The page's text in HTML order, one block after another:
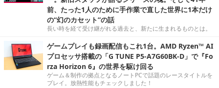
前、たった1人のために手作業で直した世界に1本だけ
の“幻のカセット”の話
長い時を経て受け継がれる過去と、新たに生まれるものとは。
ゲームプレイも録画配信もこれ1台。AMD Ryzen™ AI
プロセッサ搭載の「G TUNE P5-A7G60BK-D」で『Fo
rza Horizon 6』の世界を駆け回る
ゲーム＆制作の拠点となるノートPCで話題のレースタイトルを
プレイ。放熱性能もチェックしました！